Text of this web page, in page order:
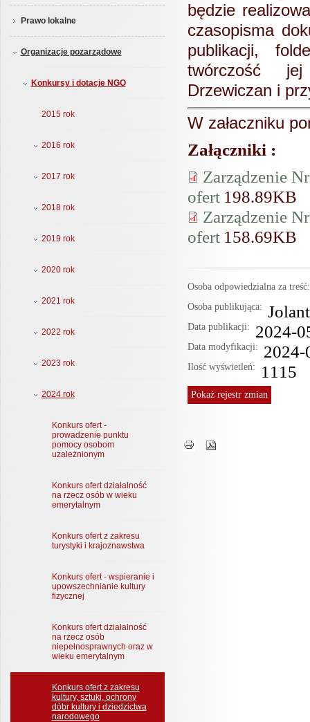
Prawo lokalne
Organizacje pozarządowe
Konkursy i dotacje NGO
2015 rok
2016 rok
2017 rok
2018 rok
2019 rok
2020 rok
2021 rok
2022 rok
2023 rok
2024 rok
Konkurs ofert -
prowadzenie punktu
pomocy osobom
uzależnionym
Konkurs ofert działalność
na rzecz osób w wieku
emerytalnym
Konkurs ofert z zakresu
turystyki i krajoznawstwa
Konkurs ofert - wspieranie i
upowszechnianie kultury
fizycznej
Konkurs ofert działalność
na rzecz osób
niepełnosprawnych oraz w
wieku emerytalnym
Konkurs ofert z zakresu
kultury, sztuki, ochrony
dóbr kultury i dziedzictwa
narodowego
będzie
czasopisma
publikacji,
twórczość jej
Drzewiczan i
W załaczniku
Załączniki :
Zarządzenie
ofert 198.89KB
Zarządzenie
ofert 158.69KB
Osoba odpowiedzialna za
Osoba publikująca:
Data publikacji: 2024-
Data modyfikacji: 2024-
Ilość wyświetleń: 1115
Pokażrejestr zmian